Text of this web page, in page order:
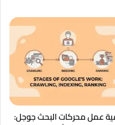
عمل محركات البحث جوجل: